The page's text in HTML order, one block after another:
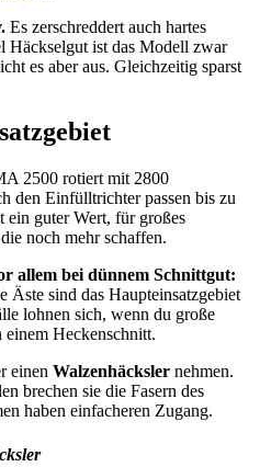
Es zerschreddert auch hartes
Häckselgut ist das Modell zwar
es aber aus. Gleichzeitig sparst
2500 rotiert mit 2800
den Einfülltrichter passen bis zu
guter Wert, für großes
noch mehr schaffen.
allem bei dünnem Schnittgut:
Äste sind das Haupteinsatzgebiet
lohnen sich, wenn du große
Heckenschnitt.
einen Walzenhäcksler nehmen.
brechen sie die Fasern des
haben einfacheren Zugang.